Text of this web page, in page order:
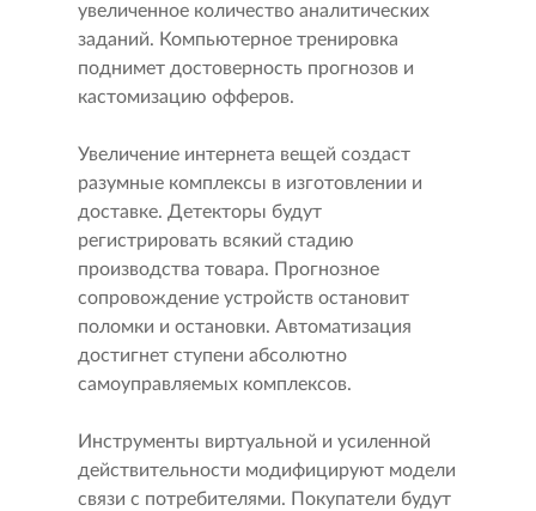
увеличенное количество аналитических
заданий. Компьютерное тренировка
поднимет достоверность прогнозов и
кастомизацию офферов.
Увеличение интернета вещей создаст
разумные комплексы в изготовлении и
доставке. Детекторы будут
регистрировать всякий стадию
производства товара. Прогнозное
сопровождение устройств остановит
поломки и остановки. Автоматизация
достигнет ступени абсолютно
самоуправляемых комплексов.
Инструменты виртуальной и усиленной
действительности модифицируют модели
связи с потребителями. Покупатели будут